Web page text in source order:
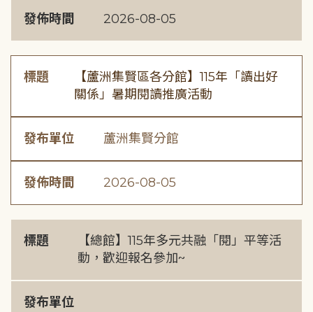
發佈時間 2026-08-05
標題
【蘆洲集賢區各分館】115年「讀出好
關係」暑期閱讀推廣活動
發布單位 蘆洲集賢分館
發佈時間 2026-08-05
標題
【總館】115年多元共融「閱」平等活
動，歡迎報名參加~
發布單位